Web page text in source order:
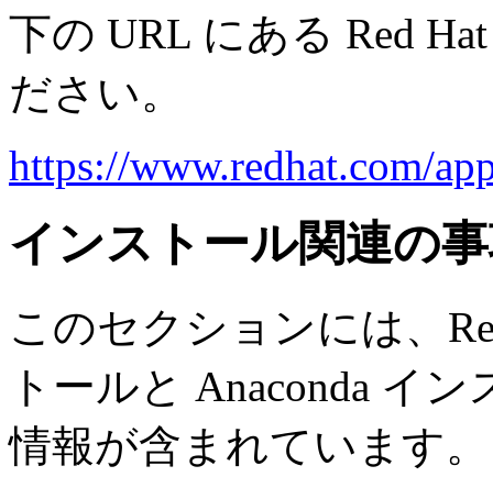
下の URL にある Red
ださい。
https://www.redhat.com/
インストール関連の
このセクションには、
トールと Anaconda イ
情報が含まれています。